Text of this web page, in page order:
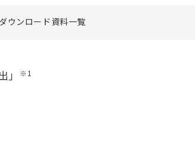
ダウンロード資料一覧
※1